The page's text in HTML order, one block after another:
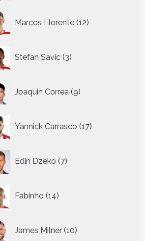
Marcos Llorente 12
producten
Stefan Savic 3
producten
Joaquin Correa 9
producten
Yannick Carrasco 17
producten
Edin Dzeko 7
producten
Fabinho 14
producten
James Milner 10
producten